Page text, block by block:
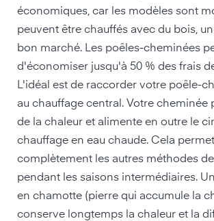
économiques, car les modèles sont
peuvent être chauffés avec du bois,
bon marché. Les poêles-cheminées
d'économiser jusqu'à 50 % des frais
L'idéal est de raccorder votre poêle-
au chauffage central. Votre cheminée
de la chaleur et alimente en outre le
chauffage en eau chaude. Cela
complètement les autres méthodes
pendant les saisons intermédiaires.
en chamotte (pierre qui accumule la
conserve longtemps la chaleur et la